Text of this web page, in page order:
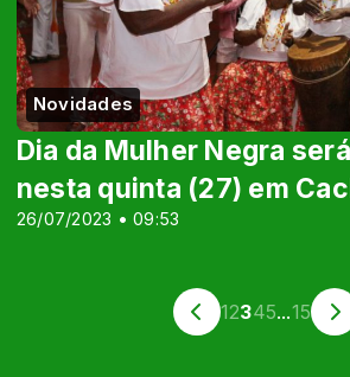
Novidades
26/07/2023 • 09:53
Dia da Mulher Negra
nesta quinta (27) em
12345...15